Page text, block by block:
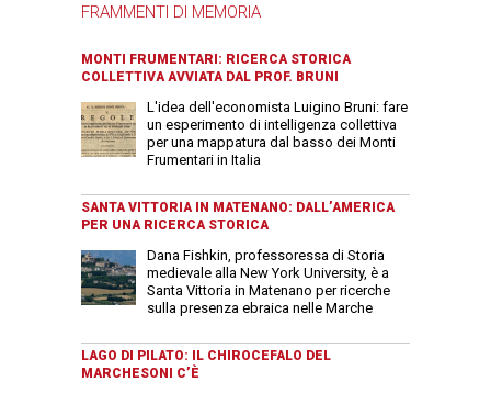
FRAMMENTI DI MEMORIA
MONTI FRUMENTARI: RICERCA STORICA
COLLETTIVA AVVIATA DAL PROF. BRUNI
L'idea dell'economista Luigino Bruni: fare
un esperimento di intelligenza collettiva
per una mappatura dal basso dei Monti
Frumentari in Italia
SANTA VITTORIA IN MATENANO: DALL’AMERICA
PER UNA RICERCA STORICA
Dana Fishkin, professoressa di Storia
medievale alla New York University, è a
Santa Vittoria in Matenano per ricerche
sulla presenza ebraica nelle Marche
LAGO DI PILATO: IL CHIROCEFALO DEL
MARCHESONI C’È